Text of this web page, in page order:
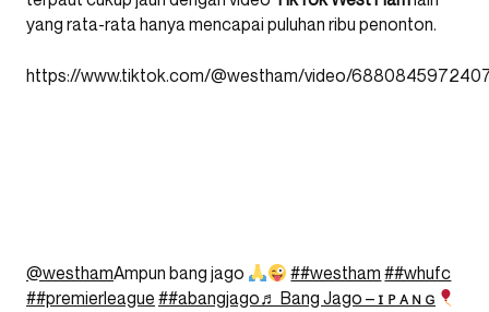
yang rata-rata hanya mencapai puluhan ribu penonton.
https://www.tiktok.com/@westham/video/
@westhamAmpun bang jago ##westham ##whufc
##premierleague ##abangjago♬ Bang Jago – ɪ ᴘ ᴀ ɴ ɢ